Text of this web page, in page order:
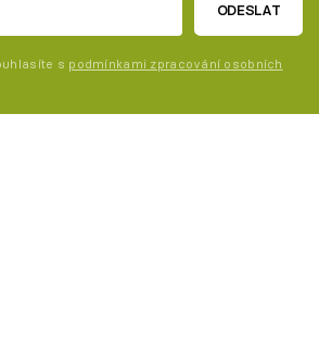
ODESLAT
s podmínkami zpracování osobních